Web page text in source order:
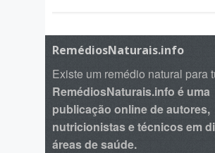
RemédiosNaturais.info
Existe um remédio natural para
RemédiosNaturais.info é uma
publicação online de autores,
nutricionistas e técnicos em
áreas de saúde.